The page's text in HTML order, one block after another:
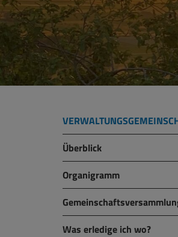
Überblick
Organigramm
Was erledige ich wo?